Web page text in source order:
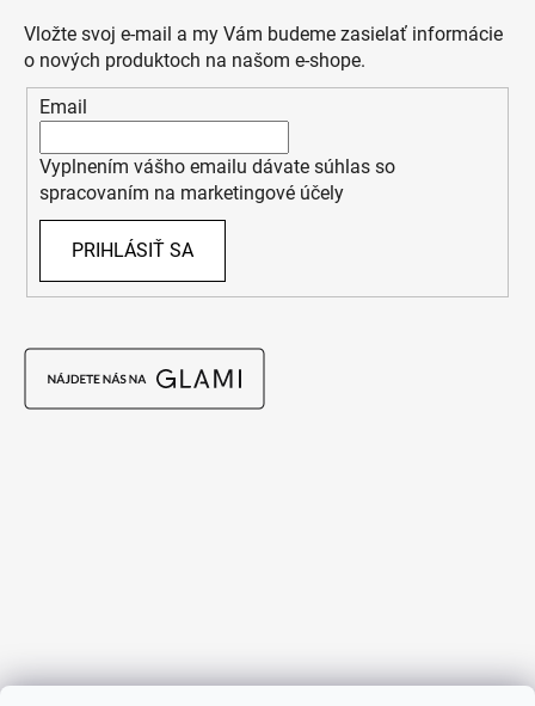
Vložte svoj e-mail a my Vám budeme zasielať informácie
o nových produktoch na našom e-shope.
Email
Vyplnením vášho emailu dávate súhlas so
spracovaním na marketingové účely
PRIHLÁSIŤ SA